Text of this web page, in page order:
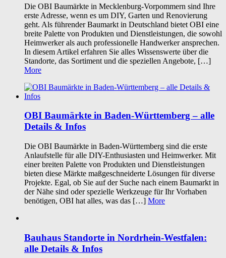
Die OBI Baumärkte in Mecklenburg-Vorpommern sind Ihre
erste Adresse, wenn es um DIY, Garten und Renovierung
geht. Als führender Baumarkt in Deutschland bietet OBI eine
breite Palette von Produkten und Dienstleistungen, die sowohl
Heimwerker als auch professionelle Handwerker ansprechen.
In diesem Artikel erfahren Sie alles Wissenswerte über die
Standorte, das Sortiment und die speziellen Angebote, […]
More
OBI Baumärkte in Baden-Württemberg – alle
Details & Infos
Die OBI Baumärkte in Baden-Württemberg sind die erste
Anlaufstelle für alle DIY-Enthusiasten und Heimwerker. Mit
einer breiten Palette von Produkten und Dienstleistungen
bieten diese Märkte maßgeschneiderte Lösungen für diverse
Projekte. Egal, ob Sie auf der Suche nach einem Baumarkt in
der Nähe sind oder spezielle Werkzeuge für Ihr Vorhaben
benötigen, OBI hat alles, was das […] More
Bauhaus Standorte in Nordrhein-Westfalen:
alle Details & Infos